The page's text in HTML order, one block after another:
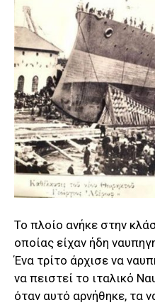
Το πλοίο ανήκε στην
οποίας είχαν ήδη
Ένα τρίτο άρχισε να
να πειστεί το ιταλικό
όταν αυτό αρνήθηκε, τα